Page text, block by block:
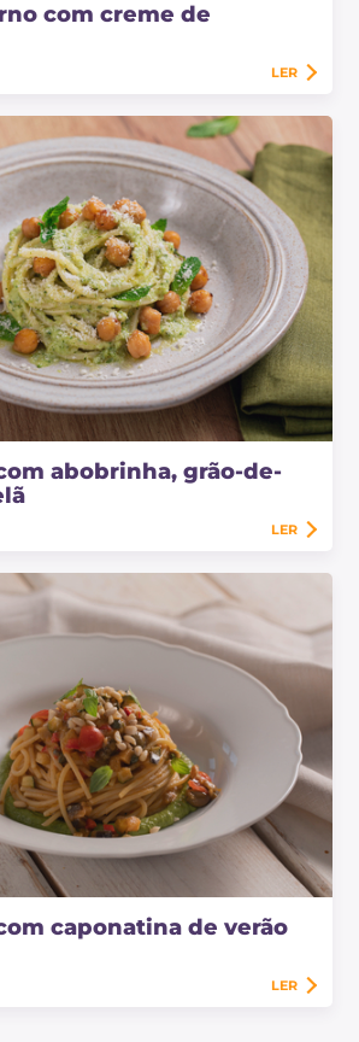
com creme de
LER
abobrinha, grão-de-
LER
caponatina de verão
LER